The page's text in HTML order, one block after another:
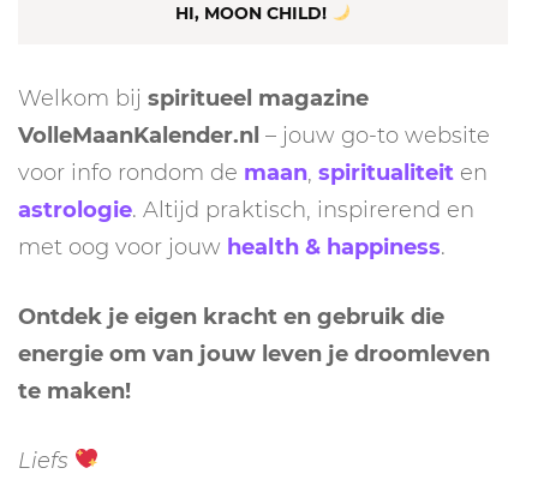
HI, MOON CHILD!
Welkom bij spiritueel magazine
VolleMaanKalender.nl – jouw go-to website
voor info rondom de maan, spiritualiteit en
astrologie. Altijd praktisch, inspirerend en
met oog voor jouw health & happiness.
Ontdek je eigen kracht en gebruik die
energie om van jouw leven je droomleven
te maken!
Liefs